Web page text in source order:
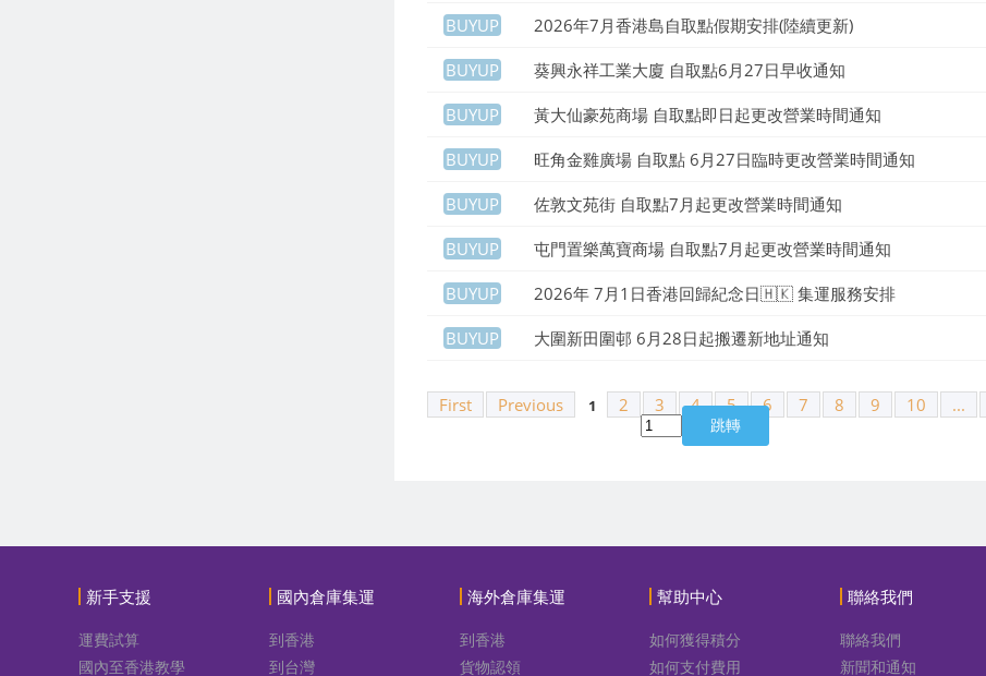
BUYUP 2026年7月香港島自取點假期安排(陸續更新)
BUYUP 葵興永祥工業大廈 自取點6月27日早收通知
BUYUP 黃大仙豪苑商場 自取點即日起更改營業時間通知
BUYUP 旺角金雞廣場 自取點 6月27日臨時更改營業時間通知
BUYUP 佐敦文苑街 自取點7月起更改營業時間通知
BUYUP 屯門置樂萬寶商場 自取點7月起更改營業時間通知
BUYUP 2026年 7月1日香港回歸紀念日🇭🇰 集運服務安排
BUYUP 大圍新田圍邨 6月28日起搬遷新地址通知
First Previous 1 2 3 4 5 6 7 8 9 10 ...
新手支援
運費試算
國內至香港教學
國內倉庫集運
到香港
到台灣
海外倉庫集運
到香港
貨物認領
幫助中心
如何獲得積分
如何支付費用
聯絡我們
聯絡我們
新聞和通知